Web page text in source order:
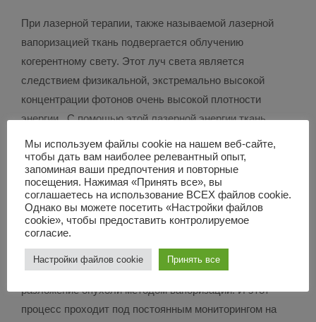
При лазерной терапии, также называемой лазерной
вапоризацией ткань подвергается облучению
когерентному свету. Этот луч света является
следствием физикальной, экстремально высокой
концентрации фотонов очень высокой плотности
энергии. С помощью этой лазерной энергии ткань
вапоризируется (выпаривается). Лазер разлагает
клетки на мельчайшие рассасывающиеся составные
части и мгновенно прерывает кровяной поток в
подводящие капилляры. Прерывание кровяного потока
препятствует вымыванию раковых стволовых клеток.
Под непрерывным контролем УЗИ лазерный зонд
вводится через маленький разрез на коже и
размещается на опухоли. Затем начинается пошаговое
разложение опухоли методом вапоризации. И этот
процесс проходит под постоянным мониторингом на
Мы используем файлы cookie на нашем веб-сайте,
чтобы дать вам наиболее релевантный опыт,
запоминая ваши предпочтения и повторные
посещения. Нажимая «Принять все», вы
соглашаетесь на использование ВСЕХ файлов cookie.
Однако вы можете посетить «Настройки файлов
cookie», чтобы предоставить контролируемое
согласие.
Настройки файлов cookie Принять все